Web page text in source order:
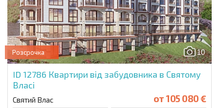
10
Розсрочка
ID 12786 Квартири від забудовника в Святому
Власі
Святий Влас от105 080 €